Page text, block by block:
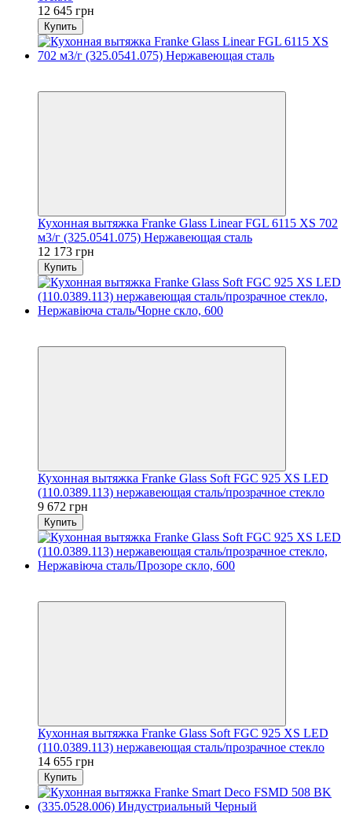
12 645 грн
Купить
Кухонная вытяжка Franke Glass Linear FGL 6115 XS 702
м3/г (325.0541.075) Нержавеющая сталь
12 173 грн
Купить
Кухонная вытяжка Franke Glass Soft FGC 925 XS LED
(110.0389.113) нержавеющая сталь/прозрачное стекло
9 672 грн
Купить
Кухонная вытяжка Franke Glass Soft FGC 925 XS LED
(110.0389.113) нержавеющая сталь/прозрачное стекло
14 655 грн
Купить